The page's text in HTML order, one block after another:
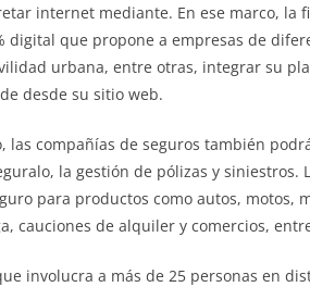
internet mediante. En ese marco, la
digital que propone a empresas de
urbana, entre otras, integrar su
desde su sitio web.
las compañías de seguros también
la gestión de pólizas y
para productos como autos,
cauciones de alquiler y comercios,
involucra a más de 25 personas en